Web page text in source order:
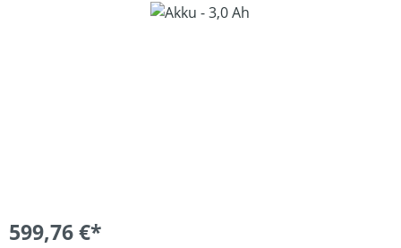
Bildergalerie überspringen
599,76 €*